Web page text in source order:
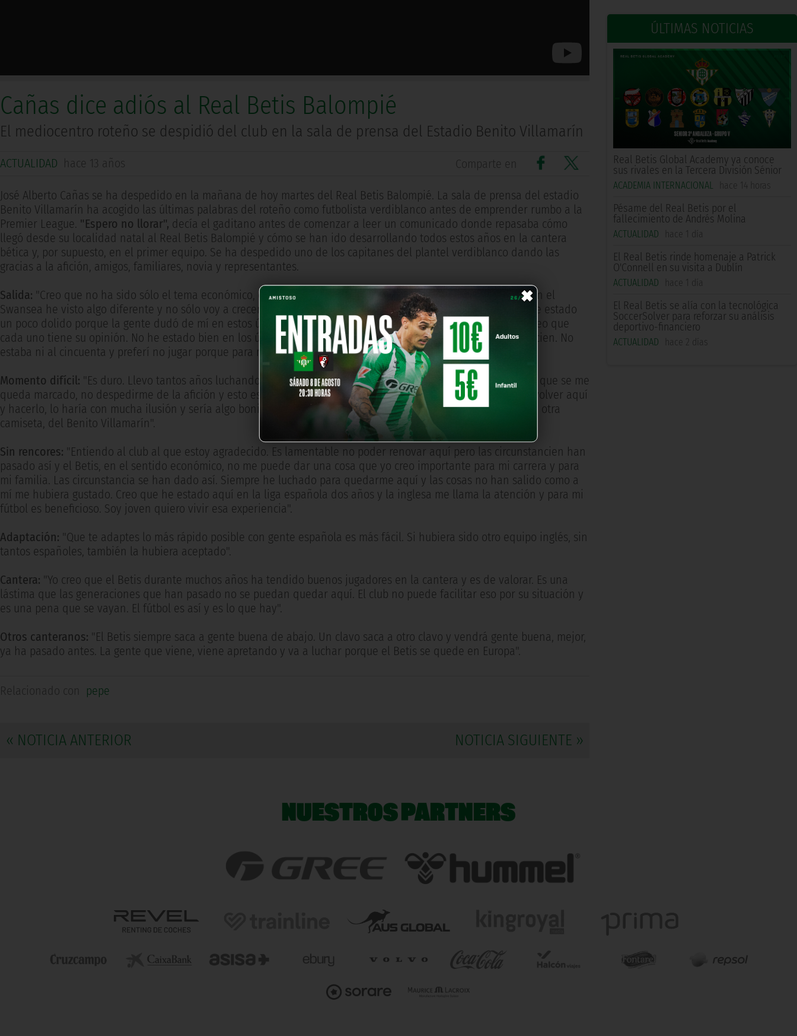
×
ÚLTIMAS NOTICIAS
Real Betis Global Academy ya conoce
sus rivales en la Tercera División Sénior
ACADEMIA INTERNACIONAL hace 14 horas
Pésame del Real Betis por el
fallecimiento de Andrés Molina
ACTUALIDAD hace 1 día
El Real Betis rinde homenaje a Patrick
O'Connell en su visita a Dublín
ACTUALIDAD hace 1 día
El Real Betis se alía con la tecnológica
SoccerSolver para reforzar su análisis
deportivo-financiero
ACTUALIDAD hace 2 días
Cañas dice adiós al Real Betis Balompié
El mediocentro roteño se despidió del club en la sala de prensa del Estadio Benito Villamarín
ACTUALIDAD hace 13 años Comparte en
José Alberto Cañas se ha despedido en la mañana de hoy martes del Real Betis Balompié. La sala de prensa del estadio
Benito Villamarín ha acogido las últimas palabras del roteño como futbolista verdiblanco antes de emprender rumbo a la
Premier League. "Espero no llorar", decía el gaditano antes de comenzar a leer un comunicado donde repasaba cómo
llegó desde su localidad natal al Real Betis Balompié y cómo se han ido desarrollando todos estos años en la cantera
bética y, por supuesto, en el primer equipo. Se ha despedido uno de los capitanes del plantel verdiblanco dando las
gracias a la afición, amigos, familiares, novia y representantes.
Salida: "Creo que no ha sido sólo el tema económico, eso sino muchos factores. La proyección es importante y en el
Swansea he visto algo diferente y no sólo voy a crecer en lo económico, sino también en lo deportivo. Al final he estado
un poco dolido porque la gente dudó de mí en estos últimos partidos, con tantos años que llevo aquí. Bueno, creo que
cada uno tiene su opinión. No he estado bien en los últimos meses y no era correcto jugar sin estar al cien por cien. No
estaba ni al cincuenta y preferí no jugar porque para meterte en Europa tienes que esta al cien por cien".
Momento difícil:
"Es duro. Llevo tantos años luchando por esto y por la situación, te tienes que marchar. Es algo que se me
queda marcado, no despedirme de la afición y esto es una cosa más que se me queda clavada. Me encantaría volver aquí
y hacerlo, lo haría con mucha ilusión y sería algo bonito; jugar ese partido y poder despedirme, aunque sea con otra
camiseta, del Benito Villamarín".
Sin rencores:
"Entiendo al club al que estoy agradecido. Es lamentable no poder renovar aquí pero las circunstancien han
pasado así y el Betis, en el sentido económico, no me puede dar una cosa que yo creo importante para mi carrera y para
mi familia. Las circunstancia se han dado así. Siempre he luchado para quedarme aquí y las cosas no han salido como a
mí me hubiera gustado. Creo que he estado aquí en la liga española dos años y la inglesa me llama la atención y para mi
fútbol es beneficioso. Soy joven quiero vivir esa experiencia".
Adaptación: "Que te adaptes lo más rápido posible con gente española es más fácil. Si hubiera sido otro equipo inglés, sin
tantos españoles, también la hubiera aceptado".
Cantera: "Yo creo que el Betis durante muchos años ha tendido buenos jugadores en la cantera y es de valorar. Es una
lástima que las generaciones que han pasado no se puedan quedar aquí. El club no puede facilitar eso por su situación y
es una pena que se vayan. El fútbol es así y es lo que hay".
Otros canteranos:
"El Betis siempre saca a gente buena de abajo. Un clavo saca a otro clavo y vendrá gente buena, mejor,
ya ha pasado antes. La gente que viene, viene apretando y va a luchar porque el Betis se quede en Europa".
Relacionado con pepe
« NOTICIA ANTERIOR NOTICIA SIGUIENTE »
NUESTROS PARTNERS